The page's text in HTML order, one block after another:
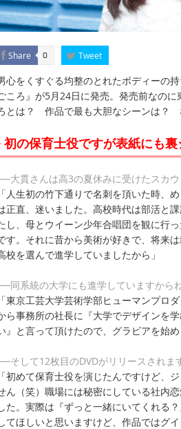
Share 0 Tweet
心をくすぐる均整のとれたボディーの
ころ』が5月24日に発売。発売前なの
とは？ 作品で最も大胆なシーンは？
初の保育士役ですが表紙にも
大貫さんは高3の夏休みに受けたスカウ
「人生初の竹下通りで名刺を頂いた時、
正直、迷いました。高校時代は部活と
し、母とウイーン少年合唱団を観に行
す。それに昔から美術が好きで、将来
校を選んで進学していましたから」
同系統の大学にも進学していますからね
「東京工芸大学芸術学部ヒューマンプロ
ら事務所の社長に『大学でデザインを
』と言って頂けたので、グラビアを始め
そして12枚目のDVDがリリースされま
「初めて保育士役を演じたんですけど、
ん（笑）職場には秘密にしている社内
た。実際は『ずっと一緒にいてくれる
てほしいと思いますけど、作品ではグ